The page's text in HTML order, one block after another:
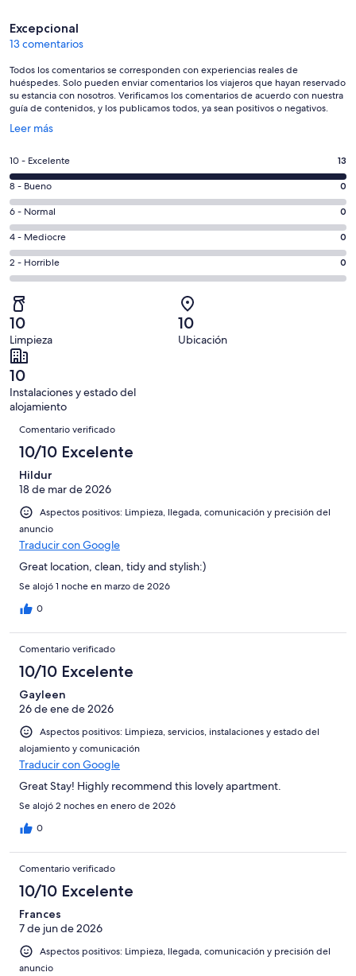
Comentarios
Excepcional
13 comentarios
Todos los comentarios se corresponden con experiencias reales de
huéspedes. Solo pueden enviar comentarios los viajeros que hayan reservado
su estancia con nosotros. Verificamos los comentarios de acuerdo con nuestra
guía de contenidos, y los publicamos todos, ya sean positivos o negativos.
Leer más
Se
en
una
ventana
nueva
13
comentarios
de
un
total
de
13
con
una
puntuación
de
10
-
Excelente
10 - Excelente 13
0
comentarios
de
un
total
de
con
una
puntuación
de
8
-
Bueno
8 - Bueno 0
0
comentarios
de
un
total
de
13
con
una
puntuación
de
6
-
Normal
6 - Normal 0
0
comentarios
de
total
de
13
con
una
puntuación
de
Mediocre
4 - Mediocre 0
0
comentarios
de
un
total
de
13
con
una
puntuación
de
Horrible
2 - Horrible 0
10
Limpieza
10
Ubicación
10
Instalaciones y estado del
alojamiento
Comentarios
Comentario verificado
10/10 Excelente
Hildur
18 de mar de 2026
Aspectos positivos: Limpieza, llegada, comunicación y precisión del
anuncio
Traducir con Google
Great location, clean, tidy and stylish:)
Se alojó 1 noche en marzo de 2026
0
Comentario verificado
10/10 Excelente
Gayleen
26 de ene de 2026
Aspectos positivos: Limpieza, servicios, instalaciones y estado del
alojamiento y comunicación
Traducir con Google
Great Stay! Highly recommend this lovely apartment.
Se alojó 2 noches en enero de 2026
0
Comentario verificado
10/10 Excelente
Frances
7 de jun de 2026
Aspectos positivos: Limpieza, llegada, comunicación y precisión del
anuncio